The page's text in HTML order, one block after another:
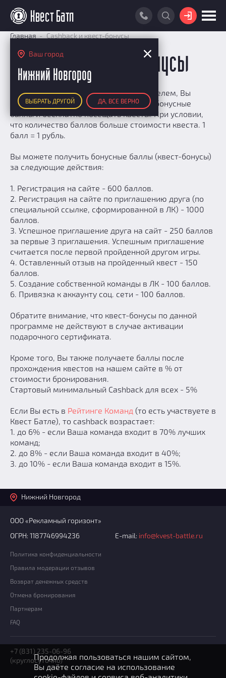
Ваш город
Нижний Новгород
ВЫБРАТЬ ДРУГОЙ ДА, ВСЕ ВЕРНО
ВОЙТИ
РЕЙТИНГ КОМАНД
Итоговый рейтинг
По количеству очков
Список команд
ПОИСК КОМАНДЫ
О Квест Батле
Как подсчитываются рейтинги
Призы
Новости
Добавить квест
Партнерам
КВЕСТ В ПОДАРОК
Главная Cashback и квест-бонусы
Cashback и квест-бонусы
Будучи зарегистрировнным пользователем, Вы
получаете возможность накапливать бонусные
баллы и бесплатно посещать квесты. При условии,
что количество баллов больше стоимости квеста. 1
балл = 1 рубль.
Вы можете получить бонусные баллы (квест-бонусы)
за следующие действия:
1. Регистрация на сайте - 600 баллов.
2. Регистрация на сайте по приглашению друга (по
специальной ссылке, сформированной в ЛК) - 1000
баллов.
3. Успешное приглашение друга на сайт - 250 баллов
за первые 3 приглашения. Успешным приглашение
считается после первой пройденной другом игры.
4. Оставленный отзыв на пройденный квест - 150
баллов.
5. Создание собственной команды в ЛК - 100 баллов.
6. Привязка к аккаунту соц. сети - 100 баллов.
Обратите внимание, что квест-бонусы по данной
программе не действуют в случае активации
подарочного сертификата.
Кроме того, Вы также получаете баллы после
прохождения квестов на нашем сайте в % от
стоимости бронирования.
Стартовый минимальный Cashback для всех - 5%
Если Вы есть в Рейтинге Команд (то есть участвуете в
Квест Батле), то cashback возрастает:
1. до 6% - если Ваша команда входит в 70% лучших
команд;
2. до 8% - если Ваша команда входит в 40%;
3. до 10% - если Ваша команда входит в 15%.
Нижний Новгород
ООО «Рекламный горизонт»
ОГРН: 1187746994236
E-mail: info@kvest-battle.ru
Политика конфиденциальности
Правила модерации отзывов
Возврат денежных средств
Отмена бронирования
Партнерам
FAQ
+7 (831) 235-06-96
(круглосуточно)
Продолжая пользоваться нашим сайтом,
Вы даёте согласие на использование